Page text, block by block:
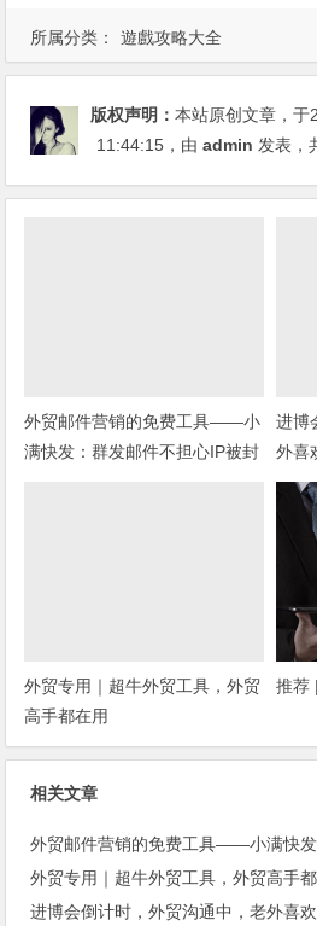
所属分类： 遊戲攻略大全
版权声明：本站原创文章，于
11:44:15 ，由admin 发表，
外贸邮件营销的免费工具——小
满快发：群发邮件不担心IP被封
进博
外喜
种？
外贸专用｜超牛外贸工具，外贸
高手都在用
推荐
相关文章
外贸专用｜超牛外贸工具，外贸高手